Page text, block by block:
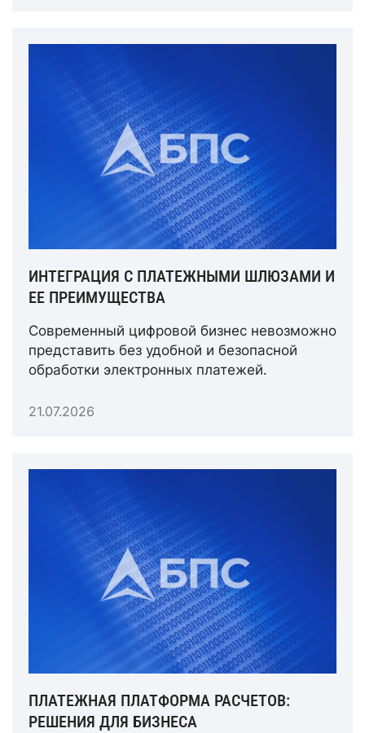
ИНТЕГРАЦИЯ С ПЛАТЕЖНЫМИ ШЛЮЗАМИ И
ЕЕ ПРЕИМУЩЕСТВА
Современный цифровой бизнес невозможно
представить без удобной и безопасной
обработки электронных платежей.
21.07.2026
ПЛАТЕЖНАЯ ПЛАТФОРМА РАСЧЕТОВ:
РЕШЕНИЯ ДЛЯ БИЗНЕСА